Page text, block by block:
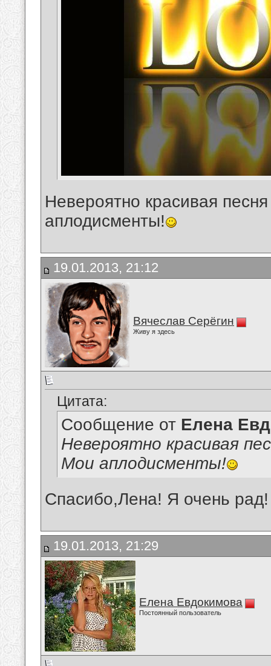
Невероятно красивая
аплодисменты!
19.01.2013, 21:12
Вячеслав Серёгин
Живу я здесь
Цитата:
Сообщение от Елена
Невероятно красивая
Мои аплодисменты!
Спасибо,Лена! Я очень рад!
19.01.2013, 21:29
Елена Евдокимова
Постоянный пользователь